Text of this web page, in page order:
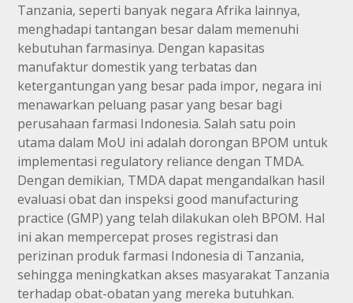
Tanzania, seperti banyak negara Afrika lainnya,
menghadapi tantangan besar dalam memenuhi
kebutuhan farmasinya. Dengan kapasitas
manufaktur domestik yang terbatas dan
ketergantungan yang besar pada impor, negara ini
menawarkan peluang pasar yang besar bagi
perusahaan farmasi Indonesia. Salah satu poin
utama dalam MoU ini adalah dorongan BPOM untuk
implementasi regulatory reliance dengan TMDA.
Dengan demikian, TMDA dapat mengandalkan hasil
evaluasi obat dan inspeksi good manufacturing
practice (GMP) yang telah dilakukan oleh BPOM. Hal
ini akan mempercepat proses registrasi dan
perizinan produk farmasi Indonesia di Tanzania,
sehingga meningkatkan akses masyarakat Tanzania
terhadap obat-obatan yang mereka butuhkan.